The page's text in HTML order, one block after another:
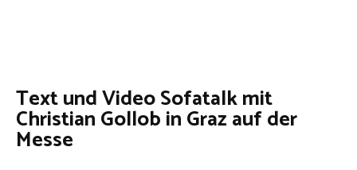
Text und Video Sofatalk mit
Christian Gollob in Graz auf der
Messe